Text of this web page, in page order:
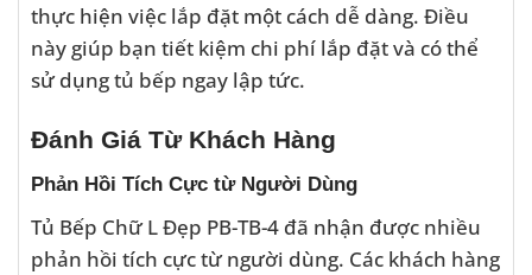
thực hiện việc lắp đặt một cách dễ dàng. Điều
này giúp bạn tiết kiệm chi phí lắp đặt và có thể
sử dụng tủ bếp ngay lập tức.
Đánh Giá Từ Khách Hàng
Phản Hồi Tích Cực từ Người Dùng
Tủ Bếp Chữ L Đẹp PB-TB-4 đã nhận được nhiều
phản hồi tích cực từ người dùng. Các khách hàng